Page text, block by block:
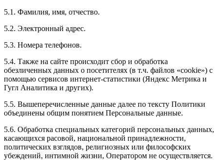
5.1. Фамилия, имя, отчество.
5.2. Электронный адрес.
5.3. Номера телефонов.
5.4. Также на сайте происходит сбор и обработка
обезличенных данных о посетителях (в т.ч. файлов «cookie») с
помощью сервисов интернет-статистики (Яндекс Метрика и
Гугл Аналитика и других).
5.5. Вышеперечисленные данные далее по тексту Политики
объединены общим понятием Персональные данные.
5.6. Обработка специальных категорий персональных данных,
касающихся расовой, национальной принадлежности,
политических взглядов, религиозных или философских
убеждений, интимной жизни, Оператором не осуществляется.